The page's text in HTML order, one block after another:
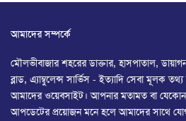
আমাদের সম্পর্কে
মৌলভীবাজার শহরের ডাক্তার, হাসপাতাল,
ব্লাড, এ্যাম্বুলেন্স সার্ভিস - ইত্যাদি সেবা মূলক
আমাদের ওয়েবসাইট। আপনার মতামত বা
আপডেটের প্রয়োজন মনে হলে আমাদের সাথে